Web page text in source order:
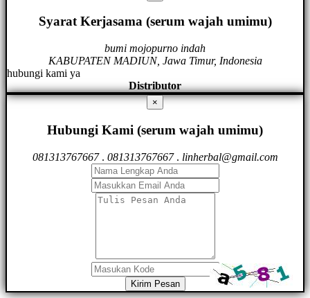
Syarat Kerjasama (serum wajah umimu)
bumi mojopurno indah
KABUPATEN MADIUN, Jawa Timur, Indonesia
hubungi kami ya
Distributor
×
Hubungi Kami (serum wajah umimu)
081313767667. 081313767667. linherbal@gmail.com
Kirim Pesan